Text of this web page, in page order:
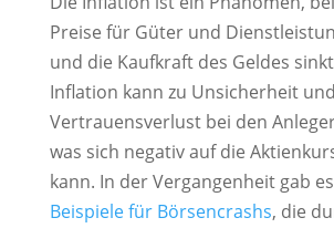
Preise für Güter und
und die Kaufkraft des Geldes
Inflation kann zu Unsicherheit und
Vertrauensverlust bei den
was sich negativ auf die
kann. In der Vergangenheit gab
Beispiele für Börsencrashs, die